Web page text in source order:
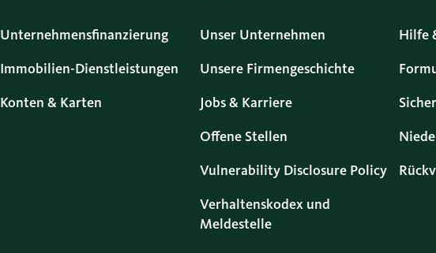
Unternehmensfinanzierung
Immobilien-Dienstleistungen
Konten & Karten
Unser Unternehmen
Unsere Firmengeschichte
Jobs & Karriere
Offene Stellen
Vulnerability Disclosure Policy
Verhaltenskodex und
Meldestelle
Hilfe